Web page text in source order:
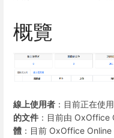
概覽
線上使用者 ：目前正在使
的文件 ：目前由 OxOffice
體 ：目前 OxOffice